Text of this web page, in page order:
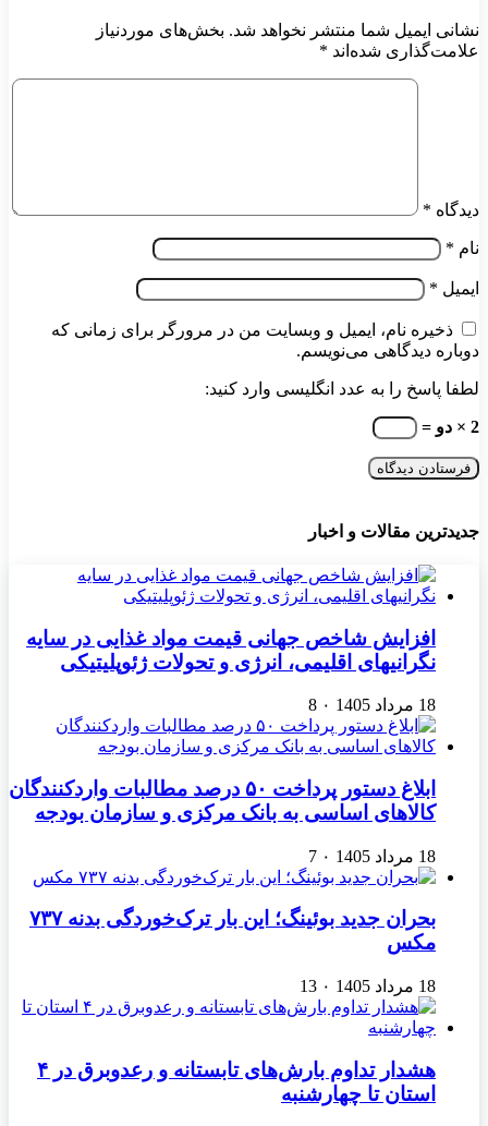
نشانی ایمیل شما منتشر نخواهد شد. بخش‌های موردنیاز
علامت‌گذاری شده‌اند *
دیدگاه *
نام *
ایمیل *
ذخیره نام، ایمیل و وبسایت من در مرورگر برای زمانی که
دوباره دیدگاهی می‌نویسم.
لطفا پاسخ را به عدد انگلیسی وارد کنید:
2 × دو =
جدیدترین مقالات و اخبار
افزایش شاخص جهانی قیمت مواد غذایی در سایه
نگرانیهای اقلیمی، انرژی و تحولات ژئوپلیتیکی
18 مرداد 1405 ۰ 8
ابلاغ دستور پرداخت ۵۰ درصد مطالبات واردکنندگان
کالاهای اساسی به بانک مرکزی و سازمان بودجه
18 مرداد 1405 ۰ 7
بحران جدید بوئینگ؛ این بار ترک‌خوردگی بدنه ۷۳۷
مکس
18 مرداد 1405 ۰ 13
هشدار تداوم بارش‌های تابستانه و رعدوبرق در ۴
استان تا چهارشنبه